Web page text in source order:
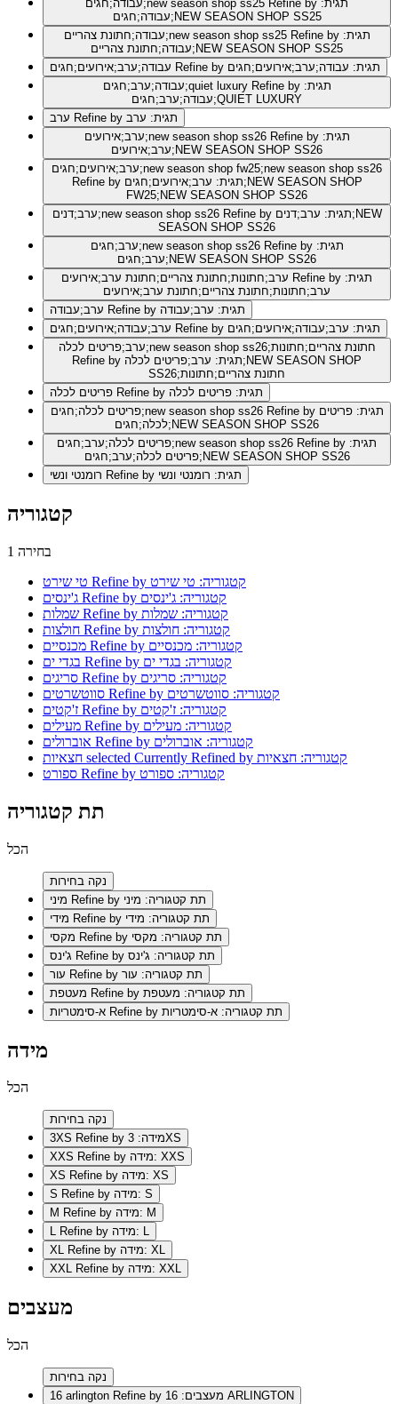
עבודה;חגים;new season shop ss25 Refine by תגית:
עבודה;חגים;NEW SEASON SHOP SS25
עבודה;חתונת צהריים;new season shop ss25 Refine by תגית:
עבודה;חתונת צהריים;NEW SEASON SHOP SS25
Refine by תגית: עבודה;ערב;אירועים;חגים
עבודה;ערב;חגים;quiet luxury Refine by תגית:
עבודה;ערב;חגים;QUIET LUXURY
Refine by תגית: ערב
ערב;אירועים;new season shop ss26 Refine by תגית:
ערב;אירועים;NEW SEASON SHOP SS26
ערב;אירועים;חגים;new season shop fw25;new season shop ss26
Refine by תגית: ערב;אירועים;חגים;NEW SEASON SHOP
FW25;NEW SEASON SHOP SS26
ערב;דנים;new season shop ss26 Refine by תגית: ערב;דנים;NEW
SEASON SHOP SS26
ערב;חגים;new season shop ss26 Refine by תגית:
ערב;חגים;NEW SEASON SHOP SS26
Refine by תגית:
ערב;חתונות;חתונת צהריים;חתונת ערב;אירועים
Refine by תגית: ערב;עבודה
Refine by תגית: ערב;עבודה;אירועים;חגים
ערב;פריטים לכלה;new season shop ss26;חתונת צהריים;חתונות
Refine by תגית: ערב;פריטים לכלה;NEW SEASON SHOP
SS26;חתונת צהריים;חתונות
Refine by תגית: פריטים לכלה
פריטים לכלה;חגים;new season shop ss26 Refine by תגית: פריטים
לכלה;חגים;NEW SEASON SHOP SS26
פריטים לכלה;ערב;חגים;new season shop ss26 Refine by תגית:
פריטים לכלה;ערב;חגים;NEW SEASON SHOP SS26
Refine by תגית: רומנטי ונשי
קטגוריה
1 בחירה
Refine by קטגוריה: טי שירט
Refine by קטגוריה: ג'ינסים
Refine by קטגוריה: שמלות
Refine by קטגוריה: חולצות
Refine by קטגוריה: מכנסיים
Refine by קטגוריה: בגדי ים
Refine by קטגוריה: סריגים
Refine by קטגוריה: סווטשרטים
Refine by קטגוריה: ז'קטים
Refine by קטגוריה: מעילים
Refine by קטגוריה: אוברולים
selected Currently Refined by קטגוריה: חצאיות
Refine by קטגוריה: ספורט
תת קטגוריה
הכל
נקה בחירות
Refine by תת קטגוריה: מיני
Refine by תת קטגוריה: מידי
Refine by תת קטגוריה: מקסי
Refine by תת קטגוריה: ג'ינס
Refine by תת קטגוריה: עור
Refine by תת קטגוריה: מעטפת
Refine by תת קטגוריה: א-סימטריות
מידה
הכל
נקה בחירות
3XS
Refine by מידה: 3XS
XXS
Refine by מידה: XXS
XS
Refine by מידה: XS
S
Refine by מידה: S
M
Refine by מידה: M
L
Refine by מידה: L
XL
Refine by מידה: XL
XXL
Refine by מידה: XXL
מעצבים
הכל
נקה בחירות
16 arlington
Refine by מעצבים: 16 ARLINGTON